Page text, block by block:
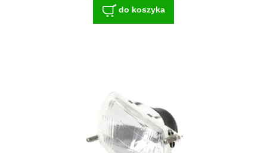
do koszyka